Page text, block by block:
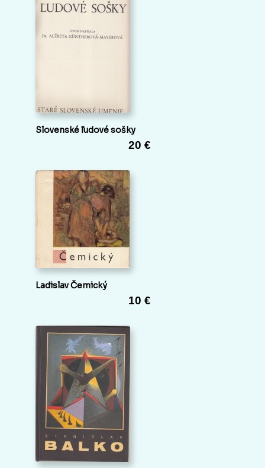
Slovenské ľudové sošky
20 €
Ladislav Čemický
10 €